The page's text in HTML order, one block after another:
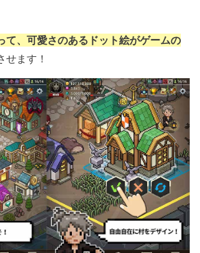
て、可愛さのあるドット絵がゲームの
せます！